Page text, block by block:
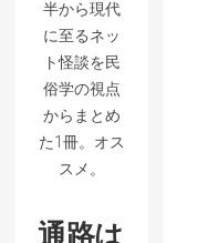
半から現代
に至るネッ
ト怪談を民
俗学の視点
からまとめ
た1冊。オス
スメ。
通路は